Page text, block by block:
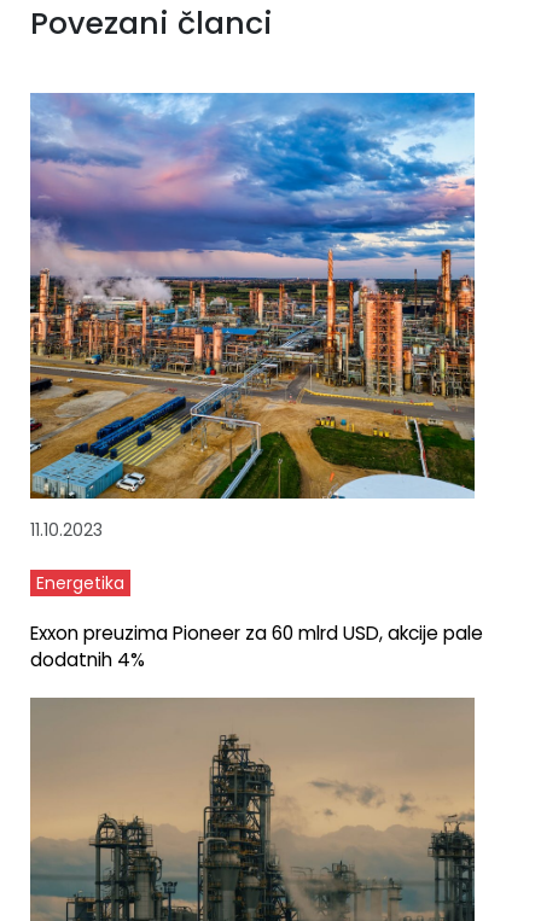
Povezani članci
11.10.2023
Energetika
Exxon preuzima Pioneer za 60 mlrd USD, akcije pale
dodatnih 4%